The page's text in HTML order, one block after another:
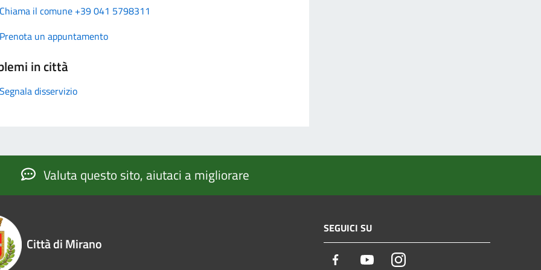
Chiama il comune +39 041 5798311
Prenota un appuntamento
in città
Segnala disservizio
Valuta questo sito, aiutaci a migliorare
Città di Mirano
SEGUICI SU
Facebook YoutubeInstagram